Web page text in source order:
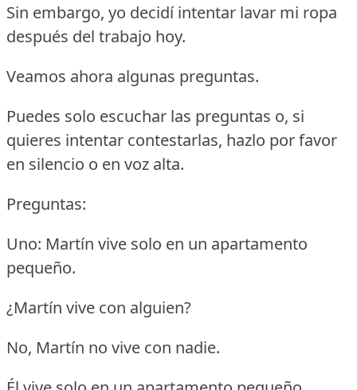
Sin embargo, yo decidí intentar lavar mi ropa
después del trabajo hoy.
Veamos ahora algunas preguntas.
Puedes solo escuchar las preguntas o, si
quieres intentar contestarlas, hazlo por favor
en silencio o en voz alta.
Preguntas:
Uno: Martín vive solo en un apartamento
pequeño.
¿Martín vive con alguien?
No, Martín no vive con nadie.